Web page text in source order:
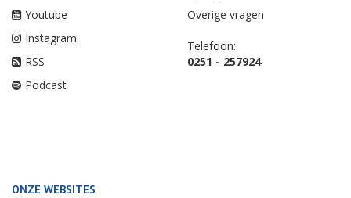
Youtube
Instagram
RSS
Podcast
Overige vragen
Telefoon:
0251 - 257924
ONZE WEBSITES